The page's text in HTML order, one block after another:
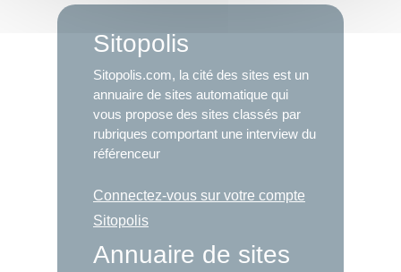
Sitopolis
Sitopolis.com, la cité des sites est un
annuaire de sites automatique qui
vous propose des sites classés par
rubriques comportant une interview du
référenceur
Connectez-vous sur votre compte
Sitopolis
Annuaire de sites